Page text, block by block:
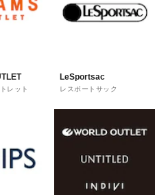
レット
LeSportsac
レスポートサック